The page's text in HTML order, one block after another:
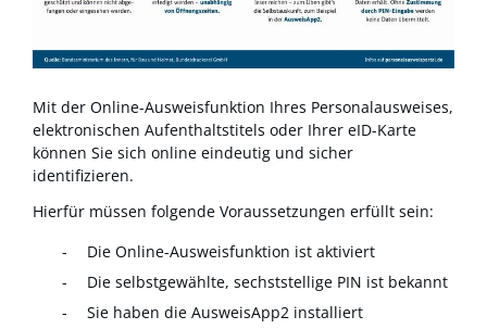
Mit der Online-Ausweisfunktion Ihres Personalausweises,
elektronischen Aufenthaltstitels oder Ihrer eID-Karte
können Sie sich online eindeutig und sicher
identifizieren.
Hierfür müssen folgende Voraussetzungen erfüllt sein:
Die Online-Ausweisfunktion ist aktiviert
Die selbstgewählte, sechststellige PIN ist bekannt
Sie haben die AusweisApp2 installiert